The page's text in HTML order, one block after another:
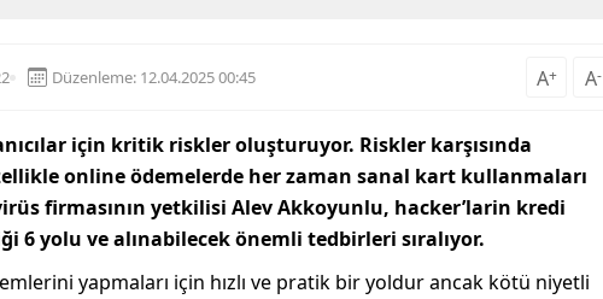
Düzenleme: 12.04.2025 00:45 A+ A-
için kritik riskler oluşturuyor. Riskler karşısında
online ödemelerde her zaman sanal kart kullanmaları
firmasının yetkilisi Alev Akkoyunlu, hacker’larin kredi
6 yolu ve alınabilecek önemli tedbirleri sıralıyor.
yapmaları için hızlı ve pratik bir yoldur ancak kötü niyetli